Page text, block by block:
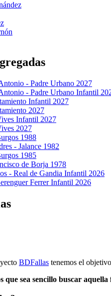
- Padre Urbano 2027
- Padre Urbano Infantil
Infantil 2027
2027
Infantil 2027
2027
1988
- Jalance 1982
1985
de Borja 1978
- Real de Gandia Infantil 2026
Ferrer Infantil 2026
BDFallas tenemos el
que sea sencillo buscar